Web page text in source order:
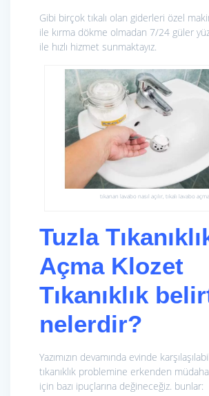
Gibi birçok tıkalı olan giderleri özel
ile kırma dökme olmadan 7/24 güler
ile hızlı hizmet sunmaktayız.
tıkanan lavabo nasıl açılır, tıkalı lavabo açma
Tuzla
Açma Klozet
Tıkanıklık
nelerdir?
Yazımızın devamında evinde
tıkanıklık problemine erkenden
için bazı ipuçlarına değineceğiz. bunlar: